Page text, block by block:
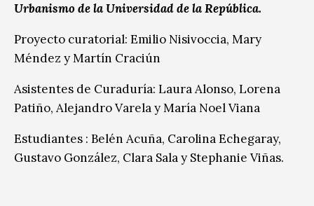
Urbanismo de la Universidad de la República.
Proyecto curatorial: Emilio Nisivoccia, Mary
Méndez y Martín Craciún
Asistentes de Curaduría: Laura Alonso, Lorena
Patiño, Alejandro Varela y María Noel Viana
Estudiantes : Belén Acuña, Carolina Echegaray,
Gustavo González, Clara Sala y Stephanie Viñas.